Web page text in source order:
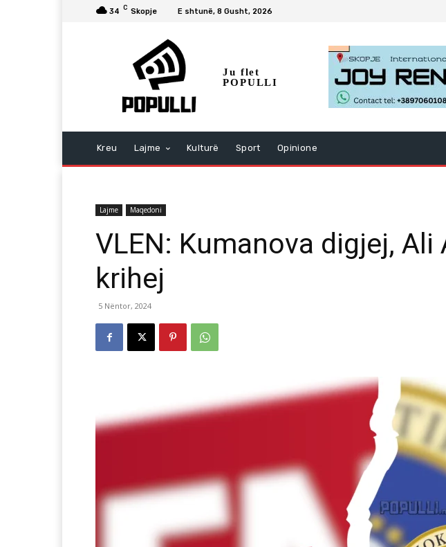
34 C Skopje E shtunë, 8 Gusht, 2026
Ju flet
POPULLI
Kreu Lajme Kulturë Sport Opinione
Lajme Maqedoni
VLEN: Kumanova digjej, Ali
krihej
5 Nëntor, 2024